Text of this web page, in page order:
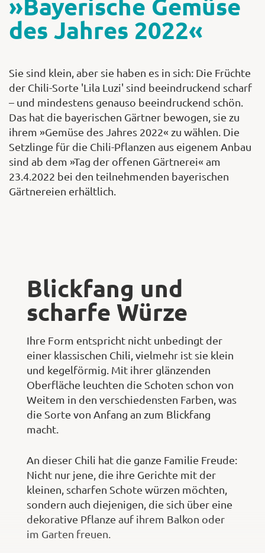
»Bayerische Gemüse
des Jahres 2022«
Sie sind klein, aber sie haben es in sich: Die Früchte
der Chili-Sorte 'Lila Luzi' sind beeindruckend scharf
– und mindestens genauso beeindruckend schön.
Das hat die bayerischen Gärtner bewogen, sie zu
ihrem »Gemüse des Jahres 2022« zu wählen. Die
Setzlinge für die Chili-Pflanzen aus eigenem Anbau
sind ab dem »Tag der offenen Gärtnerei« am
23.4.2022 bei den teilnehmenden bayerischen
Gärtnereien erhältlich.
Blickfang und
scharfe Würze
Ihre Form entspricht nicht unbedingt der
einer klassischen Chili, vielmehr ist sie klein
und kegelförmig. Mit ihrer glänzenden
Oberfläche leuchten die Schoten schon von
Weitem in den verschiedensten Farben, was
die Sorte von Anfang an zum Blickfang
macht.
An dieser Chili hat die ganze Familie Freude:
Nicht nur jene, die ihre Gerichte mit der
kleinen, scharfen Schote würzen möchten,
sondern auch diejenigen, die sich über eine
dekorative Pflanze auf ihrem Balkon oder
im Garten freuen.